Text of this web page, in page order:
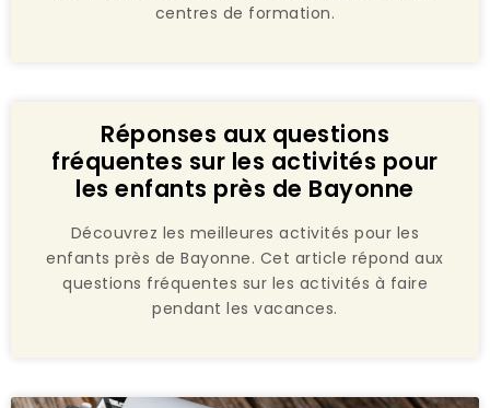
centres de formation.
Réponses aux questions
fréquentes sur les activités pour
les enfants près de Bayonne
Découvrez les meilleures activités pour les
enfants près de Bayonne. Cet article répond aux
questions fréquentes sur les activités à faire
pendant les vacances.